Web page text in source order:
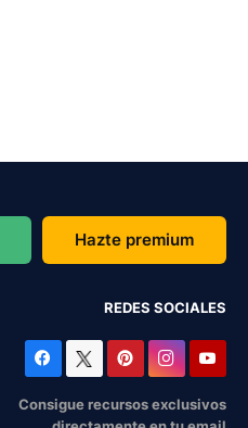
Hazte premium
REDES SOCIALES
Consigue recursos exclusivos